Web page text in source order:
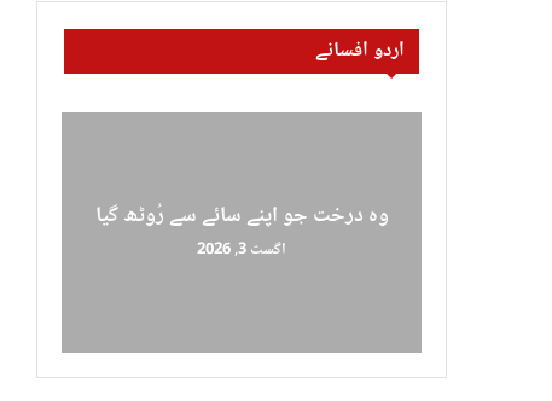
اردو افسانے
وہ درخت جو اپنے سائے سے رُوٹھ گیا
اگست 3, 2026